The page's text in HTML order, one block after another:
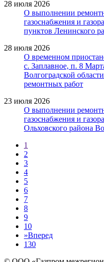
28 июля 2026
О выполнении
газоснабжения и
пунктов Ленинского
28 июля 2026
О временном
с. Заплавное, п. 8
Волгоградской
ремонтных работ
23 июля 2026
О выполнении
газоснабжения и
Ольховского района
1
2
3
4
5
6
7
8
9
10
»Вперед
130